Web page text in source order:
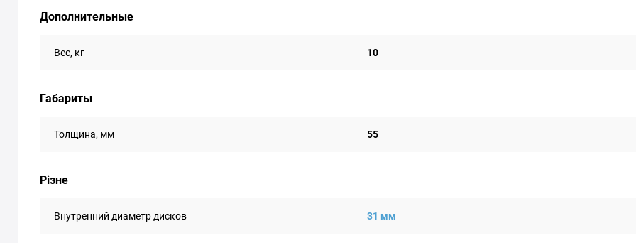
Дополнительные
Вес, кг 10
Габариты
Толщина, мм 55
Різне
Внутренний диаметр дисков 31 мм